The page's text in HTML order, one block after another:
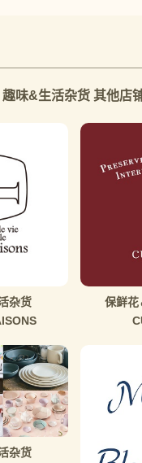
趣味&生活杂货 其他店
杂货
保鲜花
杂货